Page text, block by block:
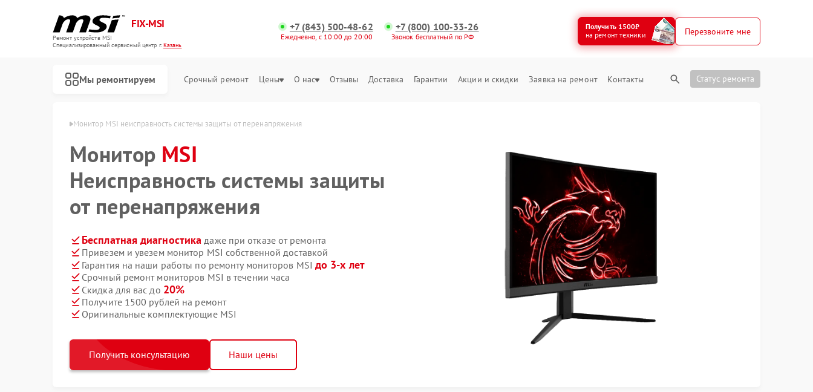
FIX-MSI
Ремонт устройств MSI
Специализированный cервисный центр г.Казань
+7 (843) 500-48-62
Ежедневно, с 10:00 до 20:00
+7 (800) 100-33-26
Звонок бесплатный по РФ
Получить 1500₽
на ремонт техники
Перезвоните мне
Мы ремонтируем Срочный ремонт Цены О нас Отзывы Доставка Гарантии Акции и скидки Заявка на ремонт Контакты Статус ремонта
Монитор MSI неисправность системы защиты от перенапряжения
Монитор MSI
Неисправность системы защиты
от перенапряжения
Бесплатная диагностика даже при отказе от ремонта
Привезем и увезем монитор MSI собственной доставкой
Гарантия на наши работы по ремонту мониторов MSI до 3-х лет
Срочный ремонт мониторов MSI в течении часа
Скидка для вас до 20%
Получите 1500 рублей на ремонт
Оригинальные комплектующие MSI
Получить консультацию Наши цены